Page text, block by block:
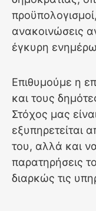
ανακοινώσεις
έγκυρη
Επιθυμούμε η
και τους
Στόχος μας
εξυπηρετείται
του, αλλά και
παρατηρήσεις
διαρκώς τις